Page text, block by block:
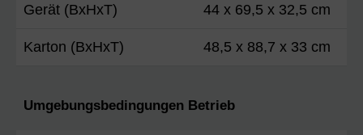
Gerät (BxHxT) 44 x 69,5 x 32,5 cm
Karton (BxHxT) 48,5 x 88,7 x 33 cm
Umgebungsbedingungen Betrieb